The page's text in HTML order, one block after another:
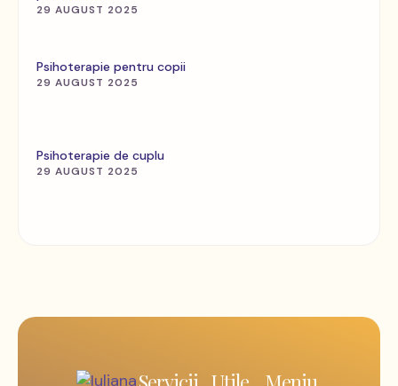
29 AUGUST 2025
Psihoterapie pentru copii
29 AUGUST 2025
Psihoterapie de cuplu
29 AUGUST 2025